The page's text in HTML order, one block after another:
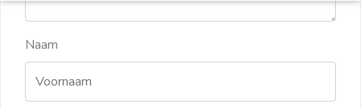
Naam